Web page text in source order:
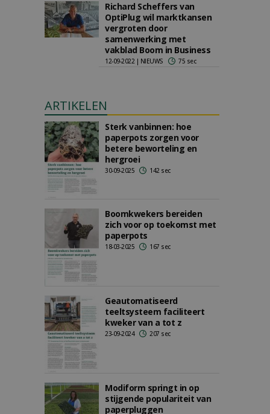
Richard Scheffers van
OptiPlug wil marktkansen
vergroten door
samenwerking met
vakblad Boom in Business
12-09-2022 | NIEUWS 75 sec
ARTIKELEN
Sterk vanbinnen: hoe
paperpots zorgen voor
betere beworteling en
hergroei
30-09-2025 142 sec
Boomkwekers bereiden
zich voor op toekomst met
paperpots
18-03-2025 167 sec
Geautomatiseerd
teeltsysteem faciliteert
kweker van a tot z
23-09-2024 207 sec
Modiform springt in op
stijgende populariteit van
paperpluggen